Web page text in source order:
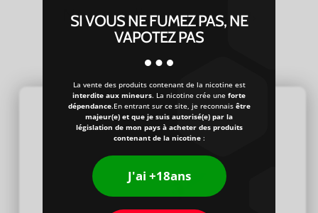
Nos meilleures ventes
d’Eliquides
Profitez des meilleurs prix sur les e-liquides
SI VOUS NE FUMEZ PAS, NE
VAPOTEZ PAS
La vente des produits contenant de la nicotine est
interdite aux mineurs. La nicotine crée une forte
dépendance.En entrant sur ce site, je reconnais être
majeur(e) et que je suis autorisé(e) par la
législation de mon pays à acheter des produits
contenant de la nicotine:
J'ai +18ans